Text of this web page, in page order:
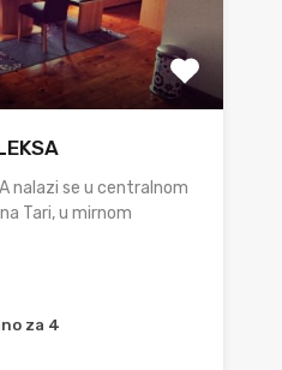
nalazi se u centralnom
Tari, u mirnom
za 4